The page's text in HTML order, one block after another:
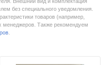
без специального уведомления.
товаров (например,
менеджеров. Также рекомендуем